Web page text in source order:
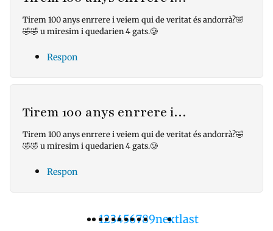
Tirem 100 anys enrrere i veiem qui de veritat és andorrà?🤣
🤣🤣 u miresim i quedarien 4 gats.🥲
Respon
Tirem 100 anys enrrere i…
Tirem 100 anys enrrere i veiem qui de veritat és andorrà?🤣
🤣🤣 u miresim i quedarien 4 gats.🥲
Respon
Pàgina
1Pàgina
2Pàgina
3Pàgina
4Pàgina
5Pàgina
6Pàgina
7Pàgina
8Pàgina
9Pàgina
nextÚltima
last